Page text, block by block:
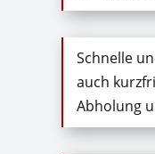
Schnelle
auch
Abholung